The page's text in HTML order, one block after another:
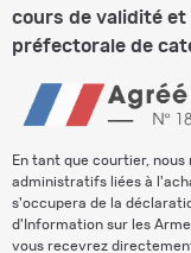
cours de validité
préfectorale de
En tant que courtier,
administratifs liées à
s'occupera de la
d'Information sur les
vous recevrez